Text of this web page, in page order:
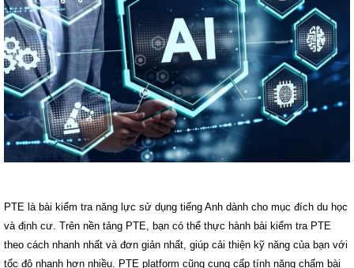
PTE là bài kiểm tra năng lực sử dụng tiếng Anh dành cho mục đích du học
và định cư. Trên nền tảng PTE, bạn có thể thực hành bài kiểm tra PTE
theo cách nhanh nhất và đơn giản nhất, giúp cải thiện kỹ năng của bạn với
tốc độ nhanh hơn nhiều. PTE platform cũng cung cấp tính năng chấm bài